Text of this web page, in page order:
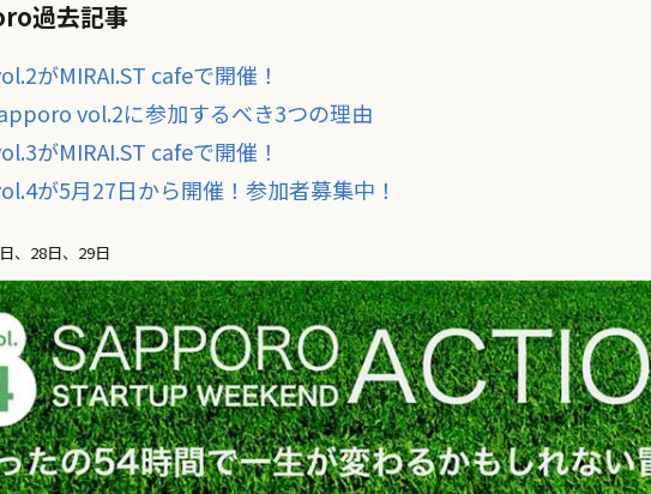
過去記事
がMIRAI.ST cafeで開催！
vol.2に参加するべき3つの理由
がMIRAI.ST cafeで開催！
が5月27日から開催！参加者募集中！
、28日、29日